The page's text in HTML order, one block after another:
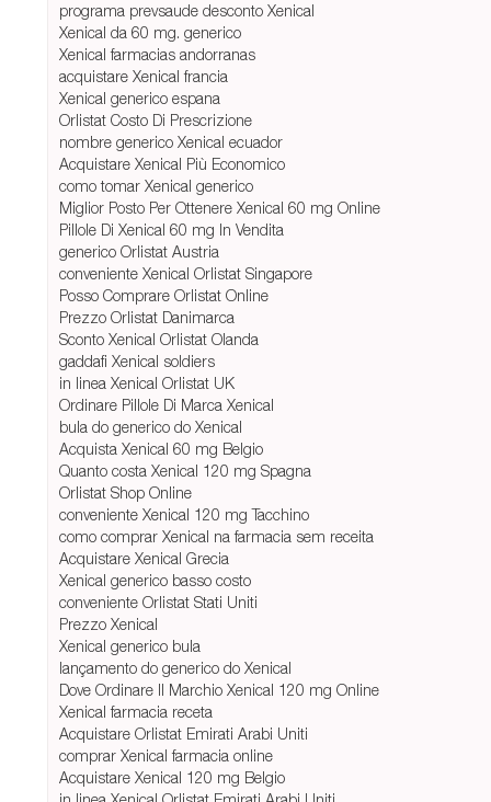
programa prevsaude desconto Xenical
Xenical da 60 mg. generico
Xenical farmacias andorranas
acquistare Xenical francia
Xenical generico espana
Orlistat Costo Di Prescrizione
nombre generico Xenical ecuador
Acquistare Xenical Più Economico
como tomar Xenical generico
Miglior Posto Per Ottenere Xenical 60 mg Online
Pillole Di Xenical 60 mg In Vendita
generico Orlistat Austria
conveniente Xenical Orlistat Singapore
Posso Comprare Orlistat Online
Prezzo Orlistat Danimarca
Sconto Xenical Orlistat Olanda
gaddafi Xenical soldiers
in linea Xenical Orlistat UK
Ordinare Pillole Di Marca Xenical
bula do generico do Xenical
Acquista Xenical 60 mg Belgio
Quanto costa Xenical 120 mg Spagna
Orlistat Shop Online
conveniente Xenical 120 mg Tacchino
como comprar Xenical na farmacia sem receita
Acquistare Xenical Grecia
Xenical generico basso costo
conveniente Orlistat Stati Uniti
Prezzo Xenical
Xenical generico bula
lançamento do generico do Xenical
Dove Ordinare Il Marchio Xenical 120 mg Online
Xenical farmacia receta
Acquistare Orlistat Emirati Arabi Uniti
comprar Xenical farmacia online
Acquistare Xenical 120 mg Belgio